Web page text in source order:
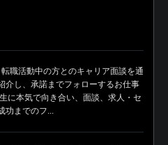
転職活動中の方とのキャリア面談を通
介し、承諾までフォローするお仕事
に本気で向き合い、面談、求人・セ
功までのフ...